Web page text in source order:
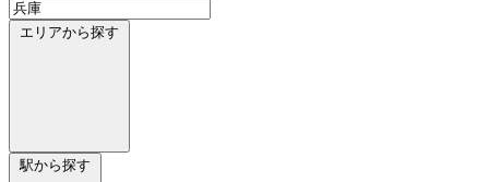
エリアから探す
駅から探す